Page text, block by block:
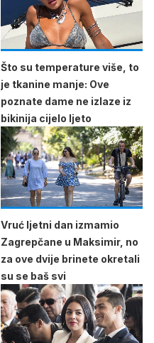
Što su temperature više, to
je tkanine manje: Ove
poznate dame ne izlaze iz
bikinija cijelo ljeto
Vruć ljetni dan izmamio
Zagrepčane u Maksimir, no
za ove dvije brinete okretali
su se baš svi